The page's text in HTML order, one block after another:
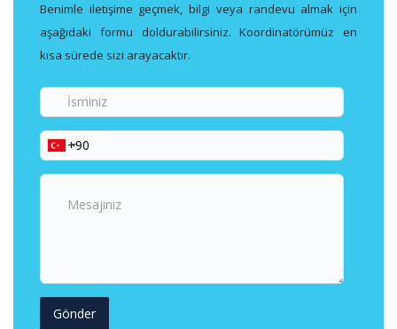
Benimle iletişime geçmek, bilgi veya randevu almak için
aşağıdaki formu doldurabilirsiniz. Koordinatörümüz en
kısa sürede sizi arayacaktır.
İsminiz
Telefon
Numaranız
Mesajınız